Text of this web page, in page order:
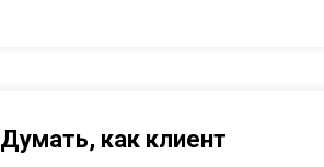
Думать, как клиент